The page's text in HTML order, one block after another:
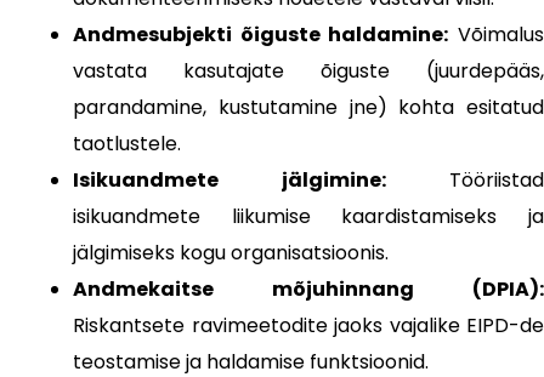
Andmesubjekti õiguste haldamine: Võimalus
vastata kasutajate õiguste (juurdepääs,
parandamine, kustutamine jne) kohta esitatud
taotlustele.
Isikuandmete jälgimine:Tööriistad
isikuandmete liikumise kaardistamiseks ja
jälgimiseks kogu organisatsioonis.
Andmekaitse mõjuhinnang (DPIA):
Riskantsete ravimeetodite jaoks vajalike EIPD-de
teostamise ja haldamise funktsioonid.